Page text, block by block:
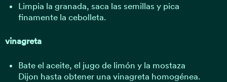
Limpia la granada, saca las semillas y pica
finamente la cebolleta.
vinagreta
Bate el aceite, el jugo de limón y la mostaza
Dijon hasta obtener una vinagreta homogénea.